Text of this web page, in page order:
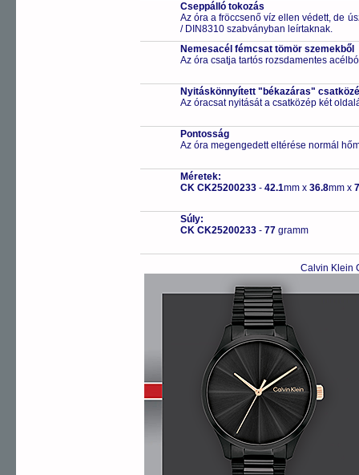
Cseppálló tokozás
Az óra a fröccsenő víz ellen védett, de
/ DIN8310 szabványban leírtaknak.
Nemesacél fémcsat tömör szemekből
Az óra csatja tartós rozsdamentes
Nyitáskönnyített "békazáras"
Az óracsat nyitását a csatközép két
Pontosság
Az óra megengedett eltérése normál
Méretek:
CK CK25200233 - 42.1mm x 36.8mm x
Súly:
CK CK25200233 - 77 gramm
Calvin Klein